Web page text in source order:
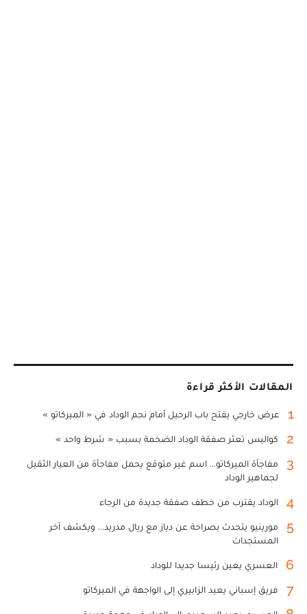
المقالات الأكثر قراءة
1 عرض خارجي يفتح باب الرحيل أمام نجم الوداد في « الميركاتو »
2 كواليس تعثر صفقة الوداد الضخمة بسبب « شرط واحد »
3
مفاجأة الميركاتو... اسم غير متوقع يحمل مفاجأة من العيار الثقيل
لجماهير الوداد
4 الوداد يقترب من خطف صفقة جديدة من الرجاء
5
مورينيو يتحدث بصراحة عن دياز مع ريال مدريد... ويكشف آخر
المستجدات
6 العسري يعين رئيسا جديدا للوداد
7 فريق إسباني يعيد الزابيري إلى الواجهة في الميركاتو